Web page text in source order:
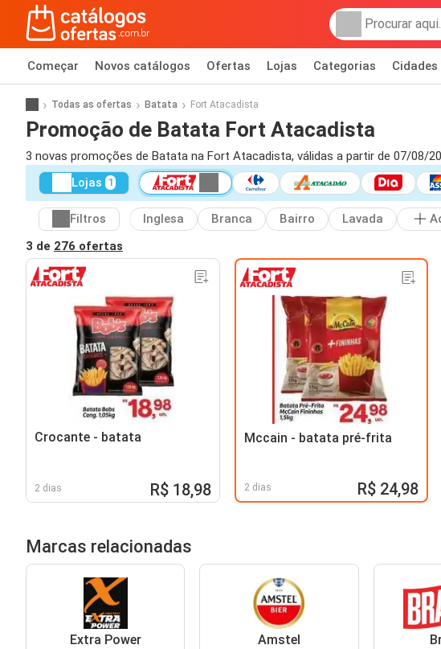
Começar Novos catálogos Ofertas Lojas Categorias Cidades
Todas as ofertas Batata Fort Atacadista
Promoção de Batata Fort Atacadista
3 novas promoções de Batata na Fort Atacadista, válidas a partir de 07/08/
Lojas 1
Filtros Inglesa Branca Bairro Lavada
3 de 276 ofertas
Crocante - batata
2 dias R$ 18,98
Mccain - batata pré-frita
2 dias R$ 24,98
Marcas relacionadas
Extra Power Amstel